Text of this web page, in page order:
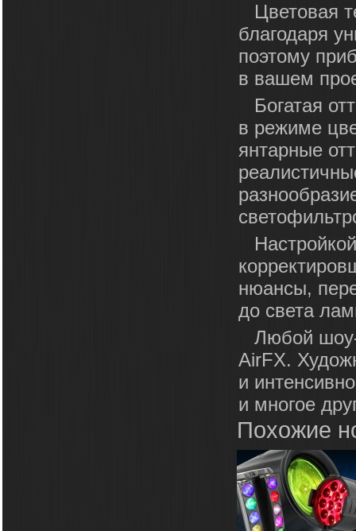
Цветовая
благодаря
поэтому
в вашем
Богатая
в режиме
янтарные
нюансы,
до света
Любой
AirFX.
и
и многое
Похожие